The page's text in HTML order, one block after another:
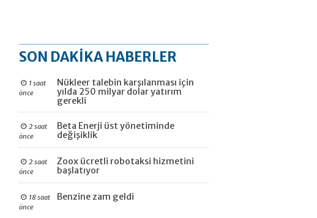
SON DAKİKA HABERLER
1 saat
önce
Nükleer talebin karşılanması için
yılda 250 milyar dolar yatırım
gerekli
2 saat
önce
Beta Enerji üst yönetiminde
değişiklik
2 saat
önce
Zoox ücretli robotaksi hizmetini
başlatıyor
18 saat
önce
Benzine zam geldi